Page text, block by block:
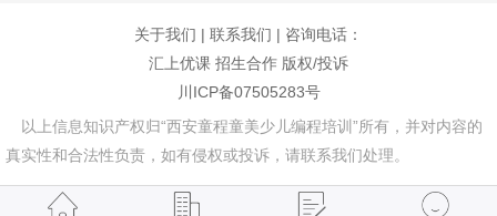
关于我们 | 联系我们 | 咨询电话：
汇上优课 招生合作 版权/投诉
川ICP备07505283号
以上信息知识产权归“西安童程童美少儿编程培训”所有，并对内容的
真实性和合法性负责，如有侵权或投诉，请联系我们处理。